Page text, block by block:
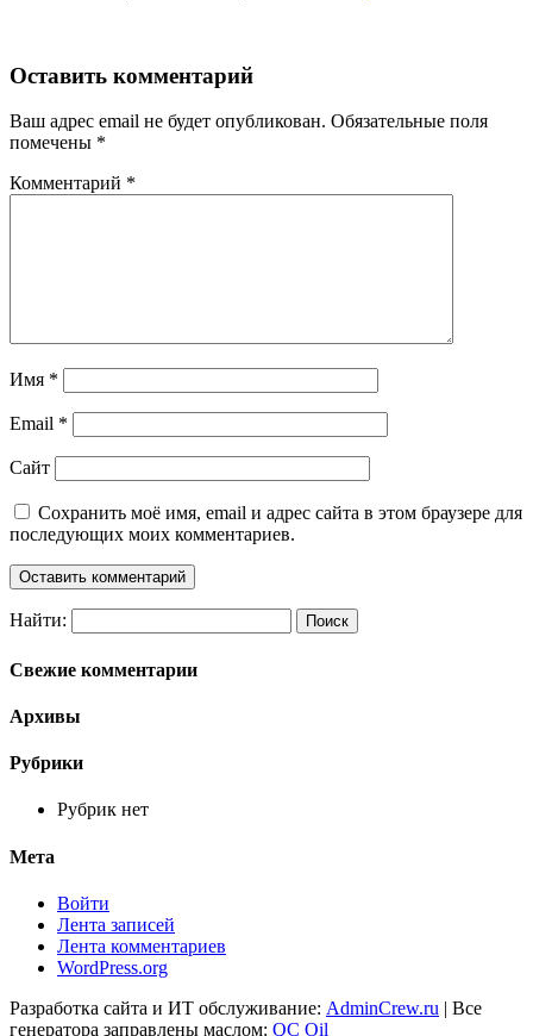
Оставить комментарий
Ваш адрес email не будет опубликован. Обязательные поля
помечены *
Комментарий *
Имя *
Email *
Сайт
Сохранить моё имя, email и адрес сайта в этом браузере для
последующих моих комментариев.
Найти:
Свежие комментарии
Архивы
Рубрики
Рубрик нет
Мета
Войти
Лента записей
Лента комментариев
WordPress.org
Разработка сайта и ИТ обслуживание: AdminCrew.ru | Все
генератора заправлены маслом: QC Oil